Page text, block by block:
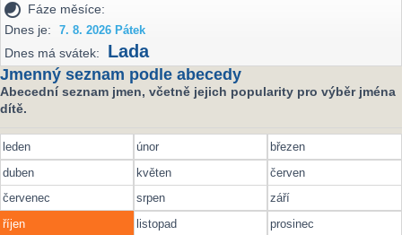
Fáze měsíce:
Dnes je:
7. 8. 2026 Pátek
Dnes má svátek: Lada
Jmenný seznam podle abecedy
Abecední seznam jmen, včetně jejich popularity pro výběr jména
dítě.
leden únor
březen
duben
květen
červen
červenec
srpen
září
říjen
listopad prosinec